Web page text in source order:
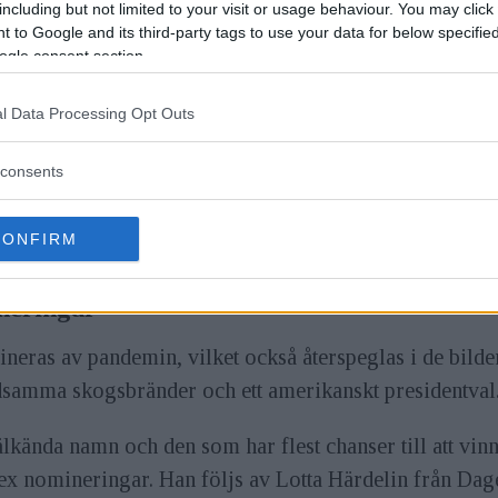
but not limited to your visit or usage behaviour. You may
to Google and its third-party tags to use your data for below
consent section.
Data Processing Opt Outs
Bild PLUS –
bästa medlemskap
även valt att återgå till det årtal då tävlingens
av pandemin, vilket också återspeglas i de
skogsbränder och ett amerikanskt presidentval.
namn och den som har flest chanser till att
nomineringar. Han följs av Lotta Härdelin från